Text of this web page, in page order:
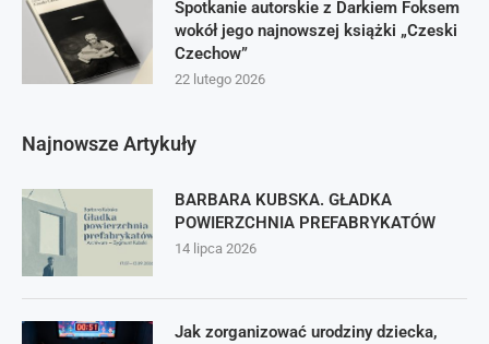
Spotkanie autorskie z Darkiem Foksem
wokół jego najnowszej książki „Czeski
Czechow”
22 lutego 2026
Najnowsze Artykuły
BARBARA KUBSKA. GŁADKA
POWIERZCHNIA PREFABRYKATÓW
14 lipca 2026
Jak zorganizować urodziny dziecka,